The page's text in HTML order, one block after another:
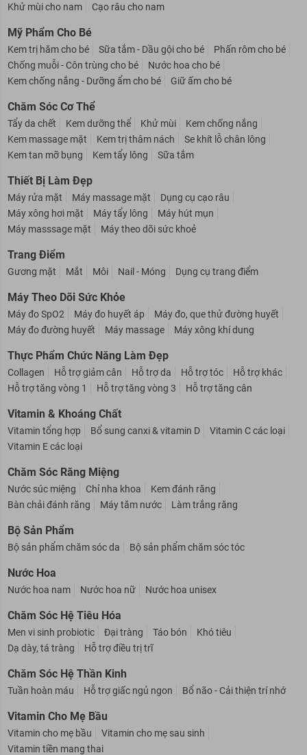
Khử mùi cho nam
Cạo râu cho nam
Mỹ Phẩm Cho Bé
Kem trị hăm cho bé Sữa tắm - Dầu gội cho bé
Phấn rôm cho bé
Chống muỗi - Côn trùng cho bé
Nước hoa cho bé
Kem chống nắng - Dưỡng ẩm cho bé
Giữ ấm cho bé
Chăm Sóc Cơ Thể
Tẩy da chết Kem dưỡng thể Khử mùi
Kem chống nắng
Kem massage mặt
Kem trị thâm nách
Se khít lỗ chân lông
Kem tan mỡ bụng
Kem tẩy lông Sữa tắm
Thiết Bị Làm Đẹp
Máy rửa mặt Máy massage mặt
Dụng cụ cạo râu
Máy xông hơi mặt
Máy tẩy lông
Máy hút mụn
Máy masssage mặt
Máy theo dõi sức khoẻ
Trang Điểm
Gương mặt Mắt Môi Nail - Móng Dụng cụ trang điểm
Máy Theo Dõi Sức Khỏe
Máy đo SpO2 Máy đo huyết áp
Máy đo, que thử đường huyết
Máy đo đường huyết
Máy massage Máy xông khí dung
Thực Phẩm Chức Năng Làm Đẹp
Collagen Hỗ trợ giảm cân Hỗ trợ da Hỗ trợ tóc
Hỗ trợ khác
Hỗ trợ tăng vòng 1
Hỗ trợ tăng vòng 3 Hỗ trợ tăng cân
Vitamin & Khoáng Chất
Vitamin tổng hợp Bổ sung canxi & vitamin D
Vitamin C các loại
Vitamin E các loại
Chăm Sóc Răng Miệng
Nước súc miệng Chỉ nha khoa
Kem đánh răng
Bàn chải đánh răng
Máy tăm nước Làm trắng răng
Bộ Sản Phẩm
Bộ sản phẩm chăm sóc da Bộ sản phẩm chăm sóc tóc
Nước Hoa
Nước hoa nam Nước hoa nữ Nước hoa unisex
Chăm Sóc Hệ Tiêu Hóa
Men vi sinh probiotic Đại tràng Táo bón
Khó tiêu
Dạ dày, tá tràng
Hỗ trợ điều trị trĩ
Chăm Sóc Hệ Thần Kinh
Tuần hoàn máu Hỗ trợ giấc ngủ ngon Bổ não - Cải thiện trí nhớ
Vitamin Cho Mẹ Bầu
Vitamin cho mẹ bầu
Vitamin cho mẹ sau sinh
Vitamin tiền mang thai